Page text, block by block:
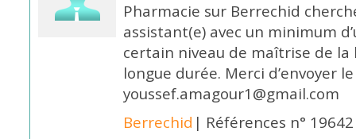
Pharmacie sur Berrechid
assistant(e) avec un minimum
certain niveau de maîtrise de
longue durée. Merci d’envoyer
youssef.amagour1@gmail.com
Berrechid | Références n° 19642